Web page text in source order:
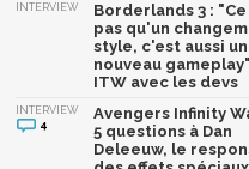
INTERVIEW
Borderlands 3 :
pas qu'un
style, c'est aussi un
nouveau
ITW avec les devs
INTERVIEW
4
Avengers Infinity
5 questions à Dan
Deleeuw, le